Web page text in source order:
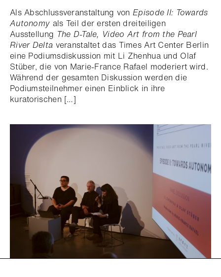
Als Abschlussveranstaltung vonEpisode II: Towards
Autonomy als Teil der ersten dreiteiligen
Ausstellung The D-Tale, Video Art from the Pearl
River Delta veranstaltet das Times Art Center Berlin
eine Podiumsdiskussion mit Li Zhenhua und Olaf
Stüber, die von Marie-France Rafael moderiert wird.
Während der gesamten Diskussion werden die
Podiumsteilnehmer einen Einblick in ihre
kuratorischen […]